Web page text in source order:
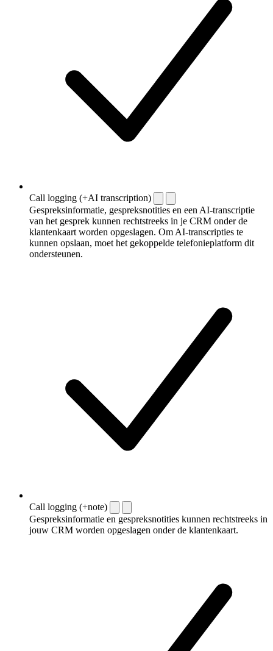
Call logging (+AI transcription)
Gespreksinformatie, gespreksnotities en een AI-transcriptie
van het gesprek kunnen rechtstreeks in je CRM onder de
klantenkaart worden opgeslagen. Om AI-transcripties te
kunnen opslaan, moet het gekoppelde telefonieplatform dit
ondersteunen.
Call logging (+note)
Gespreksinformatie en gespreksnotities kunnen rechtstreeks in
jouw CRM worden opgeslagen onder de klantenkaart.